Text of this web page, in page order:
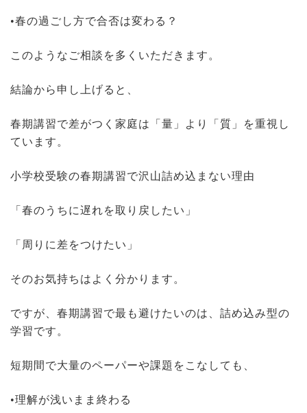
•春の過ごし方で合否は変わる？
このようなご相談を多くいただきます。
結論から申し上げると、
春期講習で差がつく家庭は「量」より「質」を重視し
ています。
小学校受験の春期講習で沢山詰め込まない理由
「春のうちに遅れを取り戻したい」
「周りに差をつけたい」
そのお気持ちはよく分かります。
ですが、春期講習で最も避けたいのは、詰め込み型の
学習です。
短期間で大量のペーパーや課題をこなしても、
•理解が浅いまま終わる